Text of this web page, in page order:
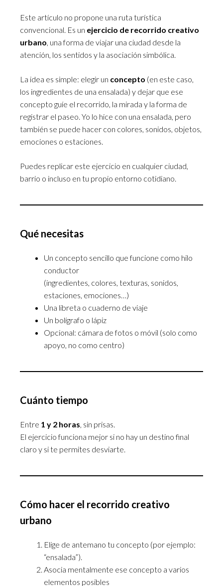
Este artículo no propone una ruta turística
convencional. Es un ejercicio de recorrido creativo
urbano, una forma de viajar una ciudad desde la
atención, los sentidos y la asociación simbólica.
La idea es simple: elegir un concepto (en este caso,
los ingredientes de una ensalada) y dejar que ese
concepto guíe el recorrido, la mirada y la forma de
registrar el paseo. Yo lo hice con una ensalada, pero
también se puede hacer con colores, sonidos, objetos,
emociones o estaciones.
Puedes replicar este ejercicio en cualquier ciudad,
barrio o incluso en tu propio entorno cotidiano.
Qué necesitas
Un concepto sencillo que funcione como hilo
conductor
(ingredientes, colores, texturas, sonidos,
estaciones, emociones…)
Una libreta o cuaderno de viaje
Un bolígrafo o lápiz
Opcional: cámara de fotos o móvil (solo como
apoyo, no como centro)
Cuánto tiempo
Entre 1 y 2 horas, sin prisas.
El ejercicio funciona mejor si no hay un destino final
claro y si te permites desviarte.
Cómo hacer el recorrido creativo
urbano
Elige de antemano tu concepto (por ejemplo:
“ensalada”).
Asocia mentalmente ese concepto a varios
elementos posibles